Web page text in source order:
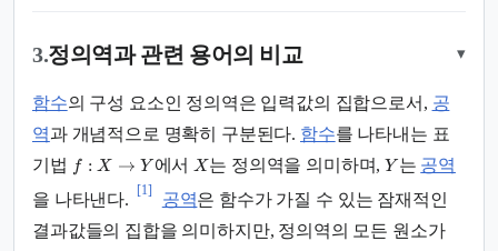
3.정의역과 관련 용어의 비교 ▾
함수의 구성 요소인 정의역은 입력값의 집합으로서, 공
역과 개념적으로 명확히 구분된다. 함수를 나타내는 표
기법 f : X → Y 에서 X는 정의역을 의미하며,Y 는 공역
을 나타낸다.
[1]
공역은 함수가 가질 수 있는 잠재적인
결과값들의 집합을 의미하지만, 정의역의 모든 원소가